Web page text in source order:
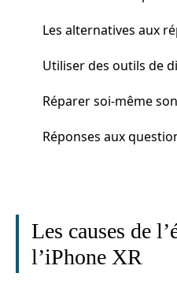
Les alternatives aux
Utiliser des outils de
Réparer soi-même
Réponses aux
Les causes de
l’iPhone XR